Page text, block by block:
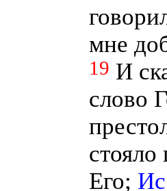
мне
19 И
слово
Его;